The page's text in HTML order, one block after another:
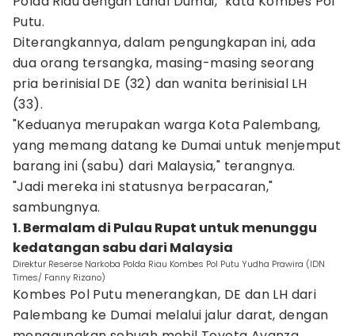
Putu.
Diterangkannya, dalam pengungkapan ini, ada
dua orang tersangka, masing-masing seorang
pria berinisial DE (32) dan wanita berinisial LH
(33).
"Keduanya merupakan warga Kota Palembang,
yang memang datang ke Dumai untuk menjemput
barang ini (sabu) dari Malaysia," terangnya.
"Jadi mereka ini statusnya berpacaran,"
sambungnya.
1. Bermalam di Pulau Rupat untuk menunggu
kedatangan sabu dari Malaysia
Direktur Reserse Narkoba Polda Riau Kombes Pol Putu Yudha Prawira (IDN
Times/ Fanny Rizano)
Kombes Pol Putu menerangkan, DE dan LH dari
Palembang ke Dumai melalui jalur darat, dengan